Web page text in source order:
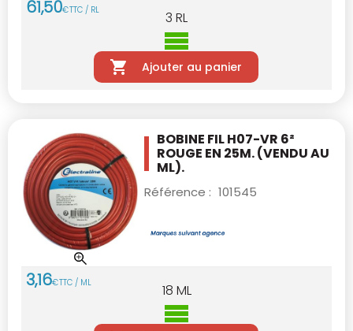
61,50€TTC / RL 3 RL
Ajouter au panier
BOBINE FIL H07-VR 6²
ROUGE EN 25M.(VENDU AU
ML).
Référence : 101545
3,16€TTC / ML 18 ML